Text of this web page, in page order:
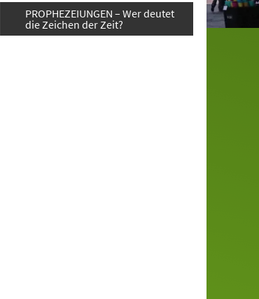
PROPHEZEIUNGEN – Wer deutet
die Zeichen der Zeit?